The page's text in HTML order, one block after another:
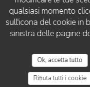
qualsiasi momento
sull'icona del cookie in
sinistra delle pagine
Ok, accetta tutto
Rifiuta tutti i cookie
PRENOTA